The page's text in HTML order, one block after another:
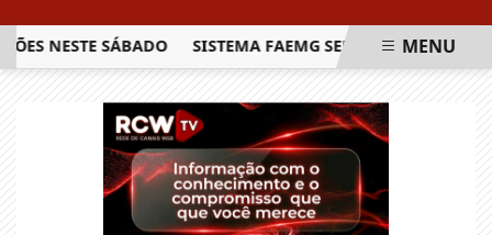
SÁBADO SISTEMA FAEMG SENAR LANÇA OMENU